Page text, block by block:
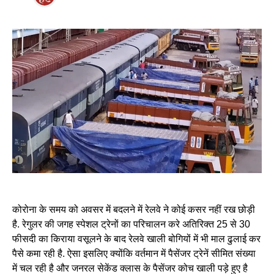
कोरोना के समय को अवसर में बदलने में रेलवे ने कोई कसर नहीं रख छोड़ी
है. रेगुलर की जगह स्पेशल ट्रेनों का परिचालन करे अतिरिक्त 25 से 30
फीसदी का किराया वसूलने के बाद रेलवे खाली बोगियों में भी माल ढुलाई कर
पैसे कमा रही है. ऐसा इसलिए क्योंकि वर्तमान में पैसेंजर ट्रेनें सीमित संख्या
में चल रही है और जनरल सेकेंड क्लास के पैसेंजर कोच खाली पड़े हुए है